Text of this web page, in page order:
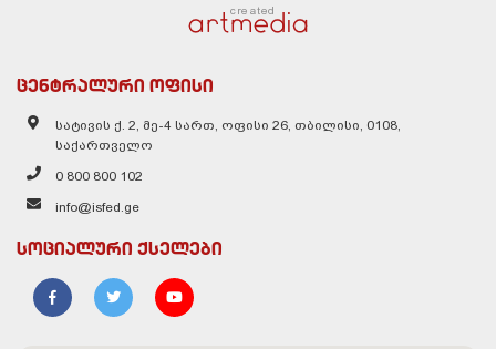
created
ცენტრალური ოფისი
სატივის ქ. 2, მე-4 სართ, ოფისი 26, თბილისი, 0108,
საქართველო
0 800 800 102
info@isfed.ge
სოციალური ქსელები